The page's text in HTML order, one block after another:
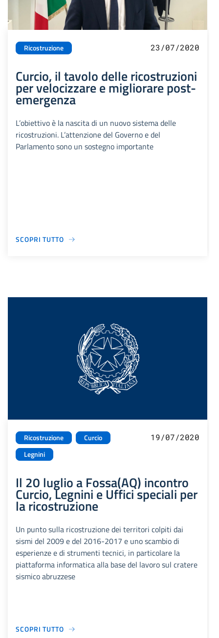
Ricostruzione 23/07/2020
Curcio, il tavolo delle ricostruzioni
per velocizzare e migliorare post-
emergenza
L’obiettivo è la nascita di un nuovo sistema delle
ricostruzioni. L’attenzione del Governo e del
Parlamento sono un sostegno importante
SCOPRI TUTTO
Ricostruzione
Curcio
Legnini
19/07/2020
Il 20 luglio a Fossa(AQ) incontro
Curcio, Legnini e Uffici speciali per
la ricostruzione
Un punto sulla ricostruzione dei territori colpiti dai
sismi del 2009 e del 2016-2017 e uno scambio di
esperienze e di strumenti tecnici, in particolare la
piattaforma informatica alla base del lavoro sul cratere
sismico abruzzese
SCOPRI TUTTO